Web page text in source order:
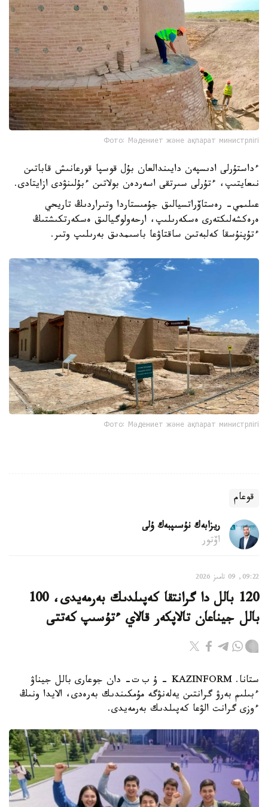
Фото: Мәдениет және ақпарат министрлігі
ءداستۇرلى ادىسپەن دايىندالعان بۇل قوسپا قورعانىش قاباتىن
نىعايتىپ، ءتۇرلى سىرتقى اسەردەن بولاتىن ءبۇلىنۋدى ازايتادى.
عىلىمي- رەستاۆراتسيالىق جۇمىستاردا وتىراردىڭ تاريحي
ەرەكشەلىكتەرى ەسكەرىلىپ، ارحەولوگيالىق ەسكەرتكىشتىڭ
ءتۇپنۇسقا كەلبەتىن ساقتاۋعا باسىمدىق بەرىلىپ وتىر.
Фото: Мәдениет және ақпарат министрлігі
قوعام
ريزابەك نۇسىپبەك ۇلى
اۆتور
09:22, 09 تامىز 2026
120 بالل دا گرانتقا كەپىلدىك بەرمەيدى، 100
بالل جيناعان تالاپكەر قالاي ءتۇسىپ كەتتى
ستانا. KAZINFORM – ۇ ب ت- دان جوعارى بالل جيناۋ
ءبىلىم بەرۋ گرانتىن يەلەنۋگە مۇمكىندىك بەرەدى، الايدا ونىڭ
ءوزى گرانت الۋعا كەپىلدىك بەرمەيدى.